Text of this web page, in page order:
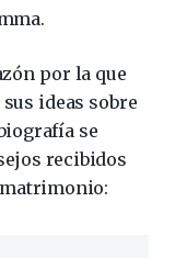
por la que
ideas sobre
se
recibidos